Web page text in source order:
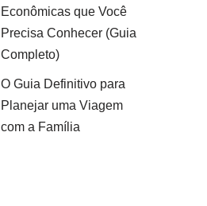
Econômicas que Você
Precisa Conhecer (Guia
Completo)
O Guia Definitivo para
Planejar uma Viagem
com a Família